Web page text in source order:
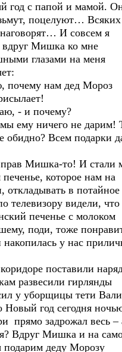
год с папой и мамой.
поцелуют… Всяких
И совсем я
вдруг Мишка ко мне
глазами на меня
почему нам дед Мороз
- и почему?
ему ничего не дарим!
обидно? Всем подарки
Мишка-то! И стали
которое нам на
откладывать в потайное
телевизору видели, что
печенье с молоком
поди, тоже
у нас
поставили
развесили гирлянды
у уборщицы тети
Новый год сегодня
прямо задрожал весь –
Вдруг Мишка и на
подарим деду Морозу